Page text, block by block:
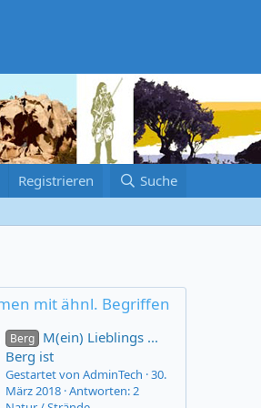
Registrieren Suche
mit ähnl. Begriffen
Berg M(ein) Lieblings ...
Berg ist
Gestartet von AdminTech 30.
März 2018 Antworten: 2